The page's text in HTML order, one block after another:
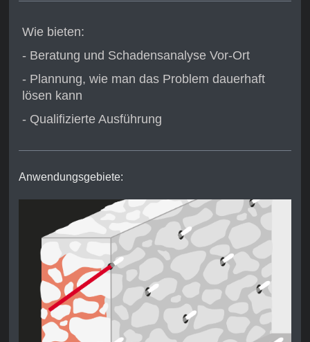
Wie bieten:
- Beratung und Schadensanalyse Vor-Ort
- Plannung, wie man das Problem dauerhaft
lösen kann
- Qualifizierte Ausführung
Anwendungsgebiete: